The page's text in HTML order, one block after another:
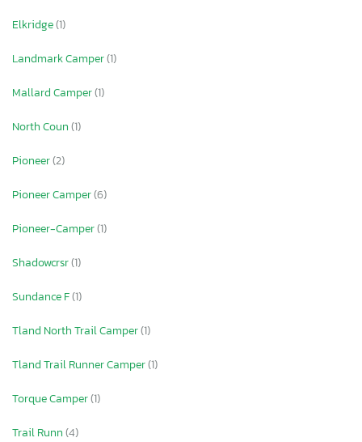
Elkridge(1)
Landmark Camper(1)
Mallard Camper(1)
North Coun(1)
Pioneer(2)
Pioneer Camper(6)
Pioneer-Camper(1)
Shadowcrsr(1)
Sundance F(1)
Tland North Trail Camper(1)
Tland Trail Runner Camper(1)
Torque Camper(1)
Trail Runn(4)